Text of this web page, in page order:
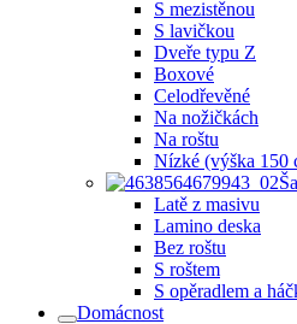
S mezistěnou
S lavičkou
Dveře typu Z
Boxové
Celodřevěné
Na nožičkách
Na roštu
Nízké (výška 150
Latě z masivu
Lamino deska
Bez roštu
S roštem
S opěradlem a
Domácnost